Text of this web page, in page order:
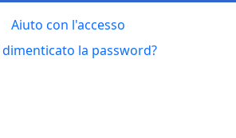
Aiuto con l'accesso
dimenticato la password?